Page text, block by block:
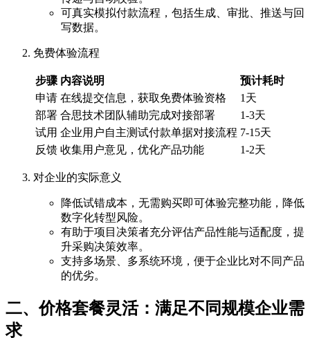
可真实模拟付款流程，包括生成、审批、推送与回
写数据。
免费体验流程
步骤 内容说明
预计耗时
申请 在线提交信息，获取免费体验资格
1天
部署 合思技术团队辅助完成对接部署
1-3天
试用 企业用户自主测试付款单据对接流程 7-15天
反馈 收集用户意见，优化产品功能 1-2天
对企业的实际意义
降低试错成本，无需购买即可体验完整功能，降低
数字化转型风险。
有助于项目决策者充分评估产品性能与适配度，提
升采购决策效率。
支持多场景、多系统环境，便于企业比对不同产品
的优劣。
二、价格套餐灵活：满足不同规模企业需
求